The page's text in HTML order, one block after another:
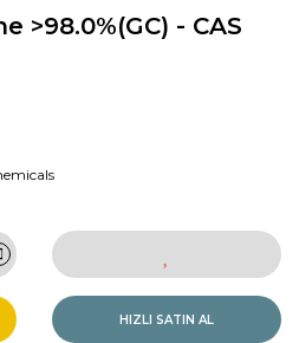
>98.0%(GC) - CAS
HIZLI SATIN AL